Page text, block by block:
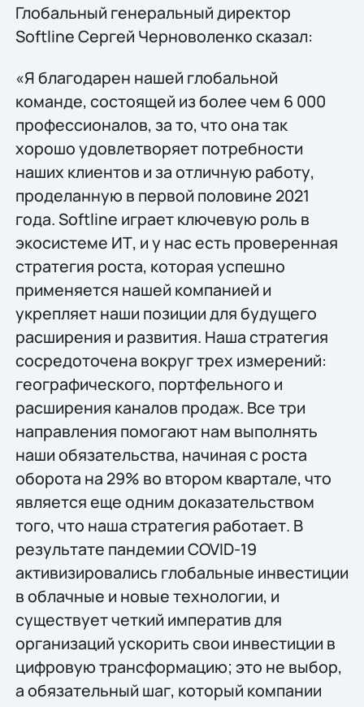
Глобальный генеральный директор
Softline Сергей Черноволенко сказал:
«Я благодарен нашей глобальной
команде, состоящей из более чем 6 000
профессионалов, за то, что она так
хорошо удовлетворяет потребности
наших клиентов и за отличную работу,
проделанную в первой половине 2021
года. Softline играет ключевую роль в
экосистеме ИТ, и у нас есть проверенная
стратегия роста, которая успешно
применяется нашей компанией и
укрепляет наши позиции для будущего
расширения и развития. Наша стратегия
сосредоточена вокруг трех измерений:
географического, портфельного и
расширения каналов продаж. Все три
направления помогают нам выполнять
наши обязательства, начиная с роста
оборота на 29% во втором квартале, что
является еще одним доказательством
того, что наша стратегия работает. В
результате пандемии COVID-19
активизировались глобальные инвестиции
в облачные и новые технологии, и
существует четкий императив для
организаций ускорить свои инвестиции в
цифровую трансформацию; это не выбор,
а обязательный шаг, который компании